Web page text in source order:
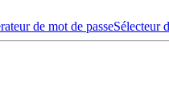
de mot de passeSélecteur